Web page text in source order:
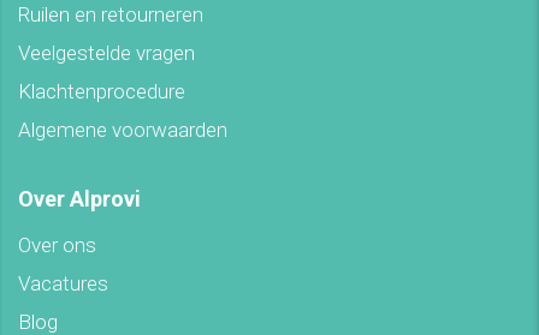
Ruilen en retourneren
Veelgestelde vragen
Klachtenprocedure
Algemene voorwaarden
Over Alprovi
Over ons
Vacatures
Blog